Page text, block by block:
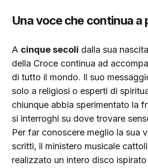
Una voce che continua a
A cinque secoli dalla sua
della Croce continua ad
di tutto il mondo. Il suo
solo a religiosi o esperti di
chiunque abbia sperimentato la
si interroghi su dove trovare
Per far conoscere meglio la sua
scritti, il ministero musicale
realizzato un intero disco